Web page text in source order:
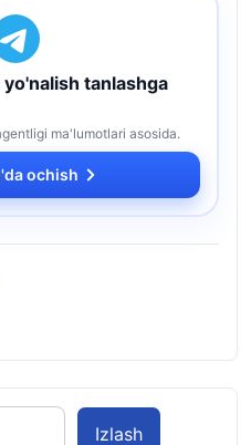
tanlashga
ma'lumotlari asosida.
ochish
Izlash